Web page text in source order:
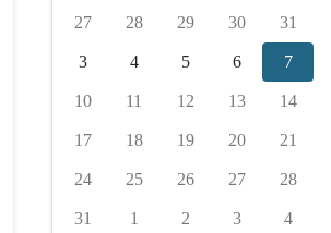
27 28 29 30 31
3 4 5 6 7
10 11 12 13 14
17 18 19 20 21
24 25 26 27 28
31 1 2 3 4